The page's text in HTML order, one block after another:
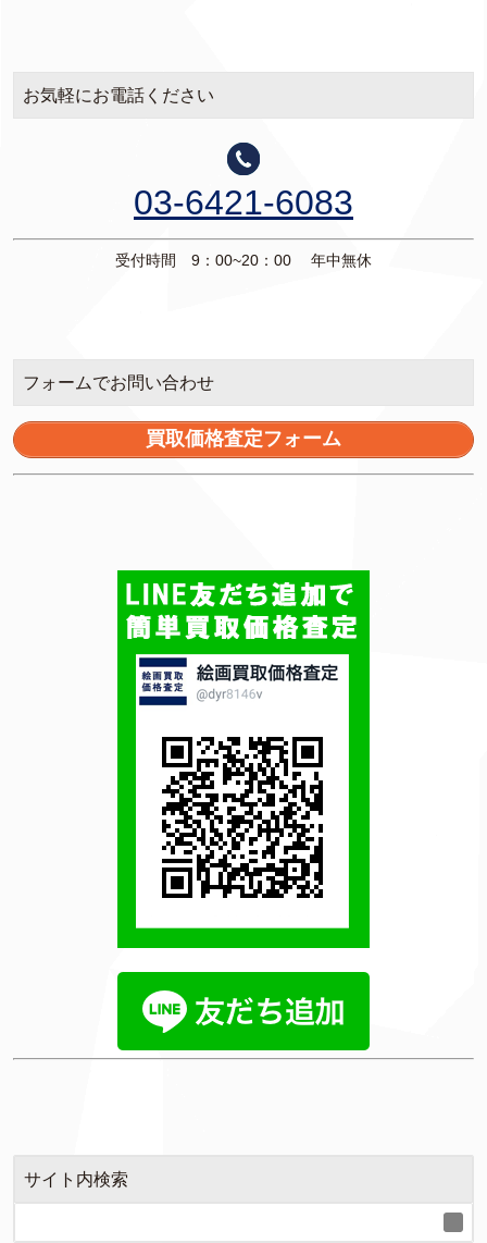
お気軽にお電話ください
03-6421-6083
受付時間 9：00~20：00 年中無休
フォームでお問い合わせ
買取価格査定フォーム
サイト内検索